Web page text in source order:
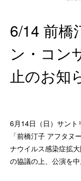
6/14 前橋
ン・コン
止のお知
6月14日（日）サント
「前橋汀子 アフタヌ
ナウイルス感染症拡
の協議の上、公演を